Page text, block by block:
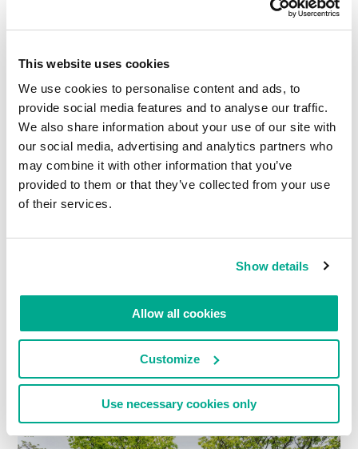
This website uses cookies
We use cookies to personalise content and ads, to
provide social media features and to analyse our traffic.
We also share information about your use of our site with
our social media, advertising and analytics partners who
may combine it with other information that you’ve
provided to them or that they’ve collected from your use
of their services.
Show details
Allow all cookies
Customize
Use necessary cookies only
Ich wachte um 6.30 Uhr wegen dem Geschrei
draußen auf. Nach dem Frühstück hatte ich Zeit
sind alle noch da und fuhren genau so wie früher
im schweizer Tempo: laaaangsaaam.
Blühende Kastanienbäume…